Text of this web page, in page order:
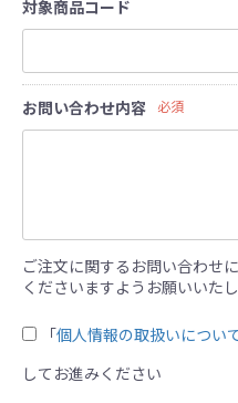
対象商品コード
お問い合わせ内容 必須
ご注文に関するお問い合わせ
くださいますようお願いいたし
「 個人情報の取扱いについ
してお進みください